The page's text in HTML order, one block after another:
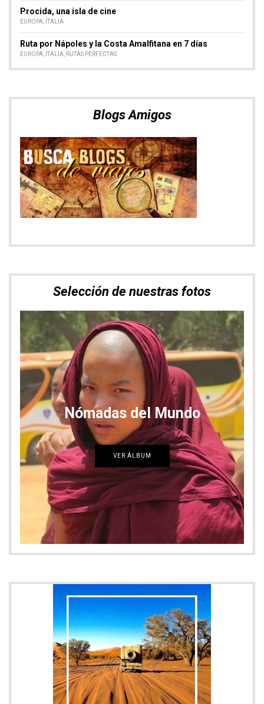
Procida, una isla de cine
EUROPA ITALIA
Ruta por Nápoles y la Costa Amalfitana en 7 días
EUROPA ITALIA RUTAS PERFECTAS
Blogs Amigos
Selección de nuestras fotos
Nómadas del Mundo
VER ÁLBUM